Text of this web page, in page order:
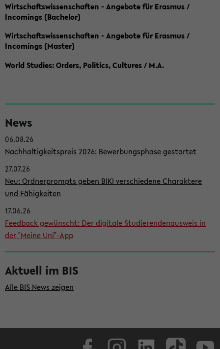
Wirtschaftswissenschaften - Angebote für Erasmus /
Incomings (Bachelor)
Wirtschaftswissenschaften - Angebote für Erasmus /
Incomings (Master)
World Studies: Orders, Politics, Cultures / M.A.
e
i
t
e
n
l
e
i
s
t
e
News
06.08.26
Nachhaltigkeitspreis 2026: Bewerbungsphase gestartet
27.07.26
Neu: Ordnerprompts geben BIKI verschiedene Charaktere
und Fähigkeiten
17.06.26
Feedback gewünscht: Der digitale Studierendenausweis in
der "Meine Uni"-App
Aktuell im BIS
Alle BIS News zeigen